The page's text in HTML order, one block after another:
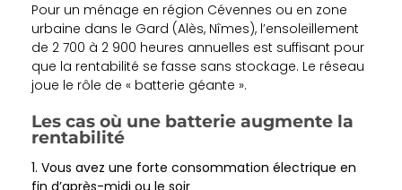
Pour un ménage en région Cévennes ou en zone
urbaine dans le Gard (Alès, Nîmes), l’ensoleillement
de 2 700 à 2 900 heures annuelles est suffisant pour
que la rentabilité se fasse sans stockage. Le réseau
joue le rôle de « batterie géante ».
Les cas où une batterie augmente la
rentabilité
1. Vous avez une forte consommation électrique en